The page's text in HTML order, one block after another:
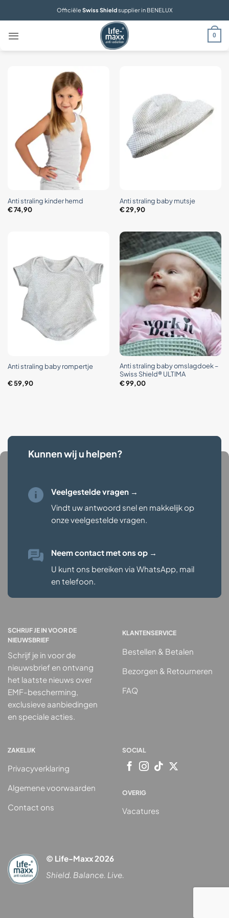
Officiële Swiss Shieldsupplier in BENELUX
0
Anti straling kinder hemd
€74,90
Anti straling baby mutsje
€29,90
Anti straling baby rompertje
€59,90
Anti straling baby omslagdoek –
Swiss Shield® ULTIMA
€99,00
Kunnen wij u helpen?
Veelgestelde vragen →
Vindt uw antwoord snel en makkelijk op
onze veelgestelde vragen.
Neem contact met ons op →
U kunt ons bereiken via WhatsApp, mail
en telefoon.
SCHRIJF JE IN VOOR DE
NIEUWSBRIEF
Schrijf je in voor de
nieuwsbrief en ontvang
het laatste nieuws over
EMF-bescherming,
exclusieve aanbiedingen
en speciale acties.
KLANTENSERVICE
Bestellen & Betalen
Bezorgen & Retourneren
FAQ
ZAKELIJK
Privacyverklaring
Algemene voorwaarden
Contact ons
SOCIAL
OVERIG
Vacatures
© Life-Maxx 2026
Shield. Balance. Live.